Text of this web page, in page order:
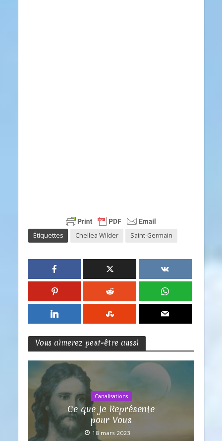
Étiquettes Chellea Wilder Saint-Germain
Vous aimerez peut-être aussi
Canalisations
Ce que je Représente
pour Vous
18 mars 2023